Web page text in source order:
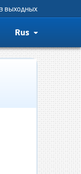
выходных
Rus